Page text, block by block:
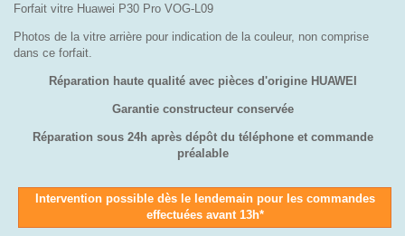
Forfait vitre Huawei P30 Pro VOG-L09
Photos de la vitre arrière pour indication de la couleur, non comprise
dans ce forfait.
Réparation haute qualité avec pièces d'origine HUAWEI
Garantie constructeur conservée
Réparation sous 24h après dépôt du téléphone et commande
préalable
Intervention possible dès le lendemain pour les commandes
effectuées avant 13h*